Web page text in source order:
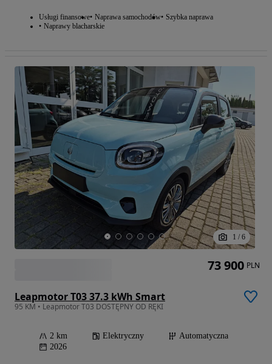
Usługi finansowe Naprawa samochodów Szybka naprawa
Naprawy blacharskie
1 / 6
Leapmotor T03 37.3 kWh Smart
95 KM • Leapmotor T03 DOSTĘPNY OD RĘKI
2 km Elektryczny
Automatyczna
2026
73 900 PLN